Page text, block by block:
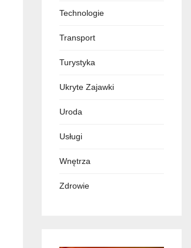
Technologie
Transport
Turystyka
Ukryte Zajawki
Uroda
Usługi
Wnętrza
Zdrowie